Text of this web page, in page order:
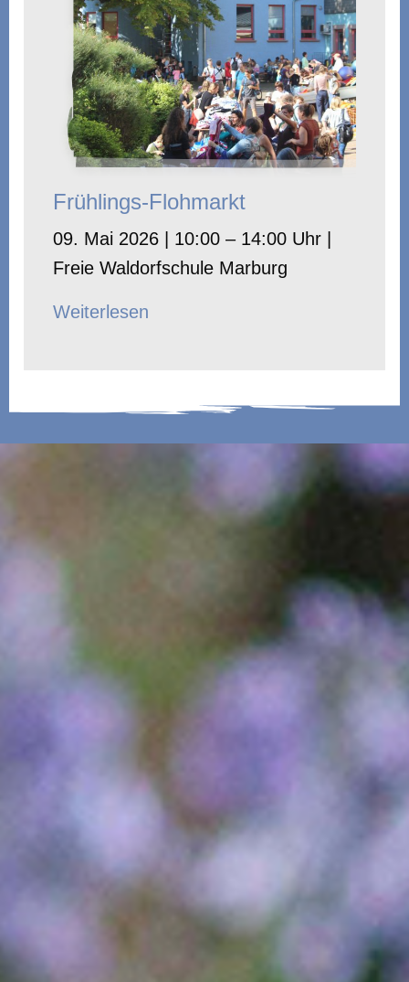
Frühlings-Flohmarkt
09. Mai 2026 | 10:00 – 14:00 Uhr |
Freie Waldorfschule Marburg
Weiterlesen